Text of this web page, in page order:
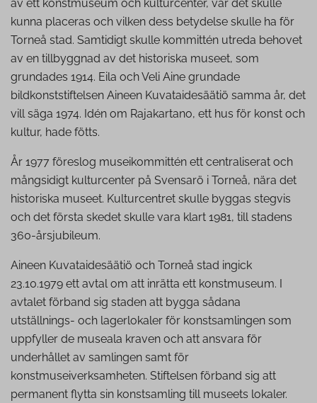
av ett konstmuseum och kulturcenter, var det skulle
kunna placeras och vilken dess betydelse skulle ha för
Torneå stad. Samtidigt skulle kommittén utreda behovet
av en tillbyggnad av det historiska museet, som
grundades 1914. Eila och Veli Aine grundade
bildkonststiftelsen Aineen Kuvataidesäätiö samma år, det
vill säga 1974. Idén om Rajakartano, ett hus för konst och
kultur, hade fötts.
År 1977 föreslog museikommittén ett centraliserat och
mångsidigt kulturcenter på Svensarö i Torneå, nära det
historiska museet. Kulturcentret skulle byggas stegvis
och det första skedet skulle vara klart 1981, till stadens
360-årsjubileum.
Aineen Kuvataidesäätiö och Torneå stad ingick
23.10.1979 ett avtal om att inrätta ett konstmuseum. I
avtalet förband sig staden att bygga sådana
utställnings- och lagerlokaler för konstsamlingen som
uppfyller de museala kraven och att ansvara för
underhållet av samlingen samt för
konstmuseiverksamheten. Stiftelsen förband sig att
permanent flytta sin konstsamling till museets lokaler.